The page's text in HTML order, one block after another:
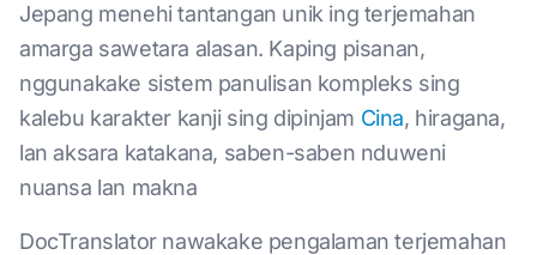
Jepang menehi tantangan unik ing terjemahan
amarga sawetara alasan. Kaping pisanan,
nggunakake sistem panulisan kompleks sing
kalebu karakter kanji sing dipinjam Cina, hiragana,
lan aksara katakana, saben-saben nduweni
nuansa lan makna
DocTranslator nawakake pengalaman terjemahan